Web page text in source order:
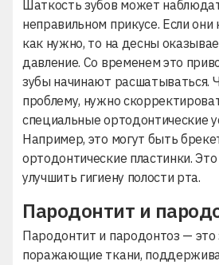
Шаткость зубов может
неправильном прикусе. Если
как нужно, то на десны
давление. Со временем это
зубы начинают расшатываться.
проблему, нужно
специальные ортодонтические
Например, это могут быть
ортодонтические пластинки.
улучшить гигиену полости рта.
Пародонтит и
Пародонтит и пародонтоз — это
поражающие ткани,